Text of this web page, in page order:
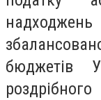
бюджетів